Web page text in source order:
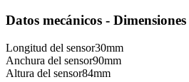
Datos mecánicos - Dimensiones
Longitud del sensor30mm
Anchura del sensor90mm
Altura del sensor84mm